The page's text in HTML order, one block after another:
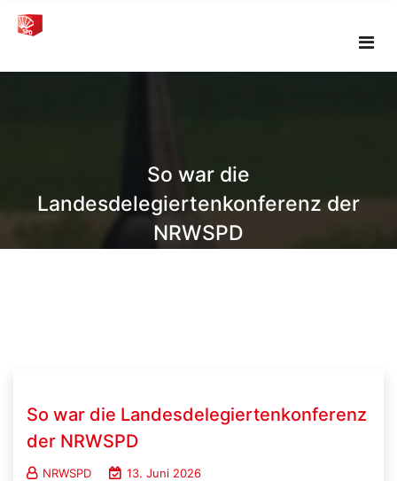
Skip
So war die
Landesdelegiertenkonferenz der
NRWSPD
So war die Landesdelegiertenkonferenz
der NRWSPD
NRWSPD 13. Juni 2026